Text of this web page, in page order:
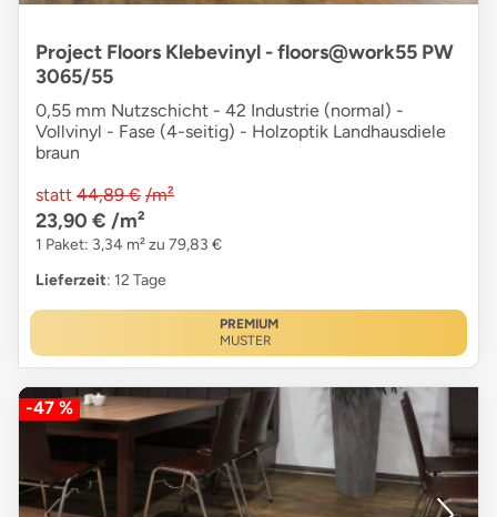
Project Floors Klebevinyl - floors@work55 PW
3065/55
0,55 mm Nutzschicht - 42 Industrie (normal) -
Vollvinyl - Fase (4-seitig) - Holzoptik Landhausdiele
braun
statt 44,89 € /m²
23,90 € /m²
1 Paket: 3,34 m² zu 79,83 €
Lieferzeit: 12 Tage
PREMIUM
MUSTER
-47 %